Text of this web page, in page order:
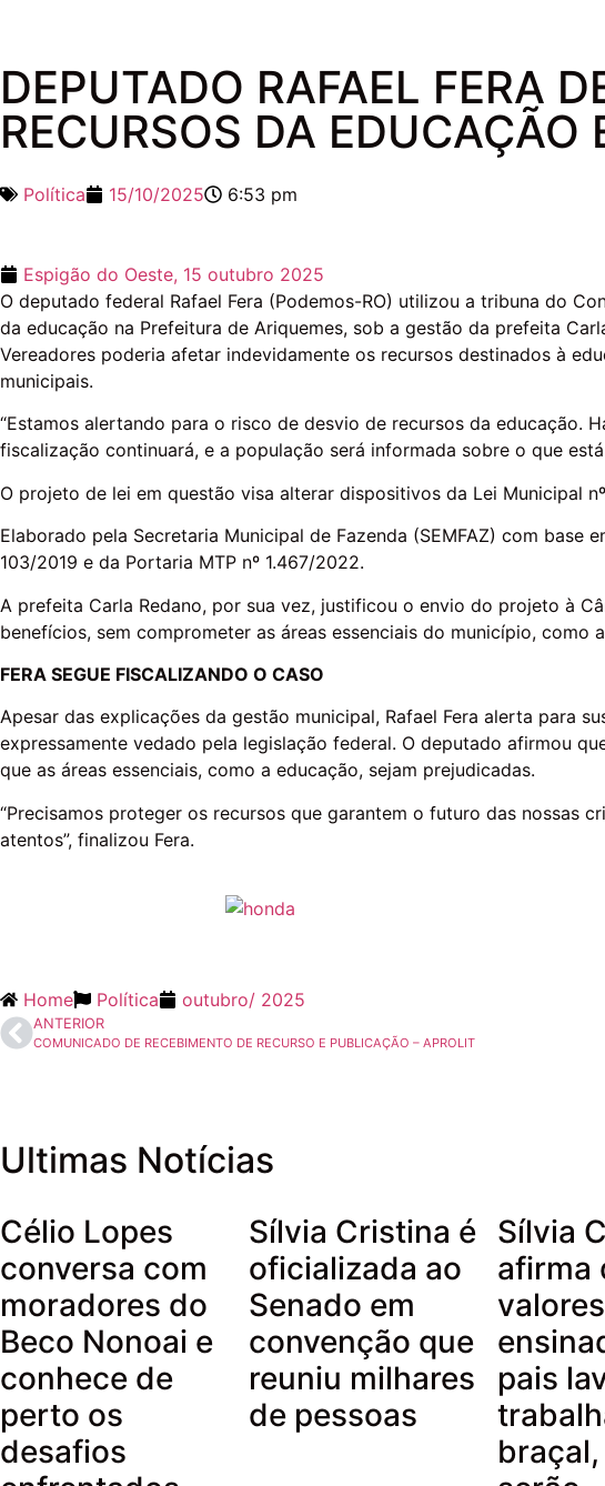
DEPUTADO RAFAEL FERA
RECURSOS DA EDUCAÇÃO
Política 15/10/2025 6:53 pm
Espigão do Oeste, 15 outubro 2025
O deputado federal Rafael Fera (Podemos-RO) utilizou a tribuna do
da educação na Prefeitura de Ariquemes, sob a gestão da prefeita
Vereadores poderia afetar indevidamente os recursos destinados à
municipais.
“Estamos alertando para o risco de desvio de recursos da educação.
fiscalização continuará, e a população será informada sobre o que
O projeto de lei em questão visa alterar dispositivos da Lei Municipal
Elaborado pela Secretaria Municipal de Fazenda (SEMFAZ) com
103/2019 e da Portaria MTP nº 1.467/2022.
A prefeita Carla Redano, por sua vez, justificou o envio do projeto à
benefícios, sem comprometer as áreas essenciais do município, como
FERA SEGUE FISCALIZANDO O CASO
Apesar das explicações da gestão municipal, Rafael Fera alerta para
expressamente vedado pela legislação federal. O deputado afirmou
que as áreas essenciais, como a educação, sejam prejudicadas.
“Precisamos proteger os recursos que garantem o futuro das nossas
atentos”, finalizou Fera.
Home Política outubro/ 2025
ANTERIOR
COMUNICADO DE RECEBIMENTO DE RECURSO E PUBLICAÇÃO – APROLIT
Ultimas Notícias
Célio Lopes
conversa com
moradores do
Beco Nonoai e
conhece de
perto os
desafios
Sílvia Cristina é
oficializada ao
Senado em
convenção que
reuniu milhares
de pessoas
Sílvia
afirma
valores
pais